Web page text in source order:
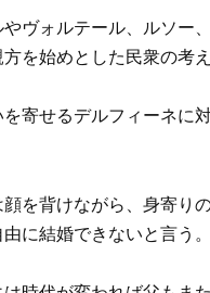
やヴォルテール、ルソー
を始めとした民衆の考
寄せるデルフィーネに
を背けながら、身寄り
に結婚できないと言う。